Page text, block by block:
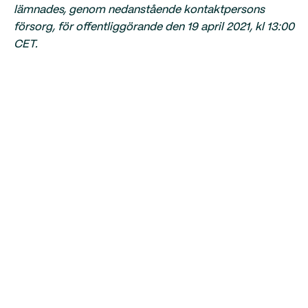
lämnades, genom nedanstående kontaktpersons
försorg, för offentliggörande den 19 april 2021, kl 13:00
CET.